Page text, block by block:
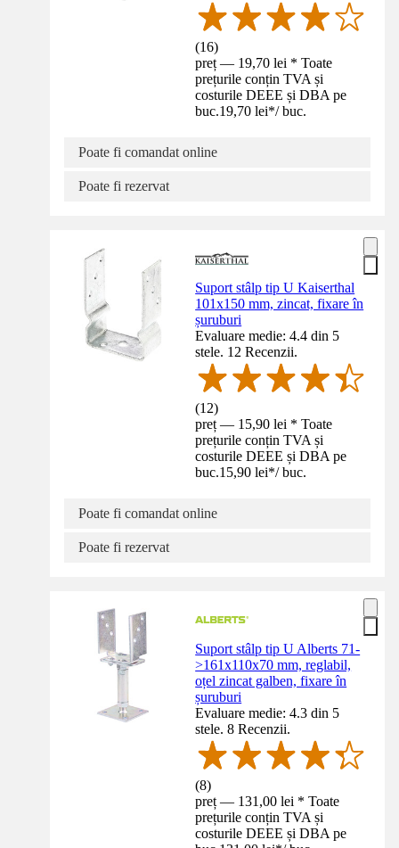
(16)
preț — 19,70 lei * Toate
prețurile conțin TVA și
costurile DEEE și DBA pe
buc.19,70 lei*/ buc.
Poate fi comandat online
Poate fi rezervat
Suport stâlp tip U Kaiserthal
101x150 mm, zincat, fixare în
șuruburi
Evaluare medie: 4.4 din 5
stele. 12 Recenzii.
(12)
preț — 15,90 lei * Toate
prețurile conțin TVA și
costurile DEEE și DBA pe
buc.15,90 lei*/ buc.
Poate fi comandat online
Poate fi rezervat
Suport stâlp tip U Alberts 71-
>161x110x70 mm, reglabil,
oțel zincat galben, fixare în
șuruburi
Evaluare medie: 4.3 din 5
stele. 8 Recenzii.
(8)
preț — 131,00 lei * Toate
prețurile conțin TVA și
costurile DEEE și DBA pe